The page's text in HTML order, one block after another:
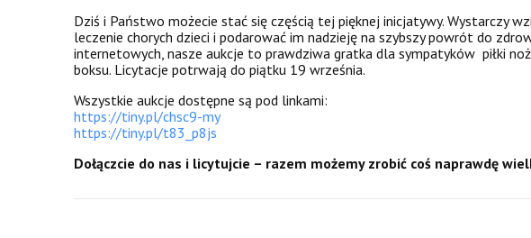
Dziś i Państwo możecie stać się częścią tej pięknej inicjatywy. Wystarczy
leczenie chorych dzieci i podarować im nadzieję na szybszy powrót do
internetowych, nasze aukcje to prawdziwa gratka dla sympatyków piłki
boksu. Licytacje potrwają do piątku 19 września.
Wszystkie aukcje dostępne są pod linkami:
https://tiny.pl/chsc9-my
https://tiny.pl/t83_p8js
Dołączcie do nas i licytujcie – razem możemy zrobić coś naprawdę